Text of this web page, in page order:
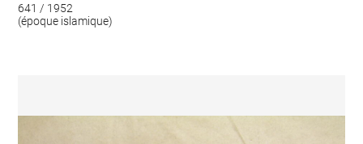
641 / 1952
(époque islamique)